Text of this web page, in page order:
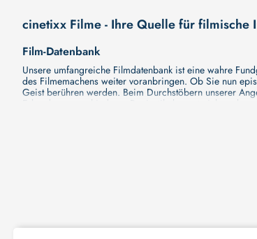
cinetixx Filme - Ihre Quelle für filmische
Film-Datenbank
Unsere umfangreiche Filmdatenbank ist eine wahre
des Filmemachens weiter voranbringen. Ob Sie nun
Geist berühren werden. Beim Durchstöbern unserer
Erkundung verschiedener Regiestile kommt nicht zu
Hollywood-Hits findet. Natürlich gibt es auch diese,
hinzufügen. Mit uns können Sie Ihr Wissen über Ihre